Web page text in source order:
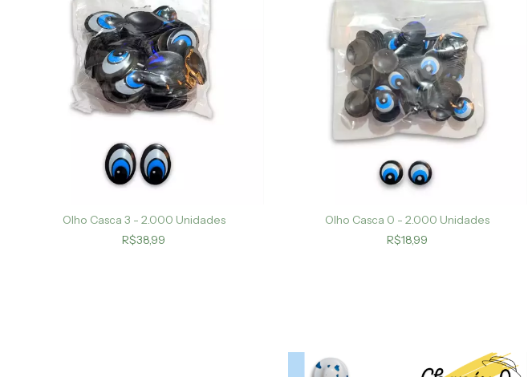
Olho Casca 3 - 2.000 Unidades
R$38,99
Olho Casca 0 - 2.000 Unidades
R$18,99